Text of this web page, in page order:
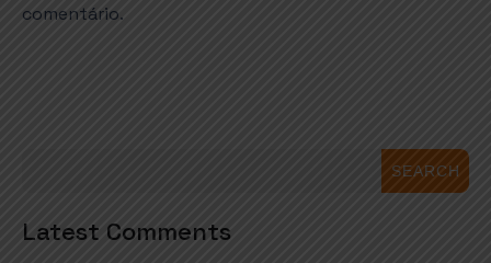
comentário.
SEARCH
Latest Comments